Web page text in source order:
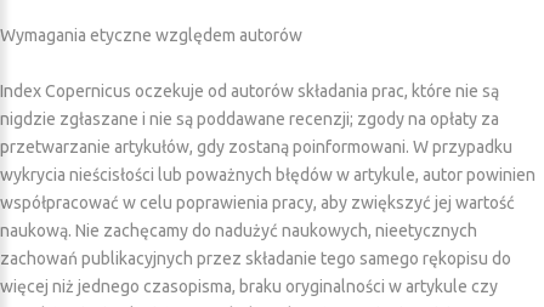
Wymagania etyczne względem autorów
Index Copernicus oczekuje od autorów składania prac, które nie są
nigdzie zgłaszane i nie są poddawane recenzji; zgody na opłaty za
przetwarzanie artykułów, gdy zostaną poinformowani. W przypadku
wykrycia nieścisłości lub poważnych błędów w artykule, autor powinien
współpracować w celu poprawienia pracy, aby zwiększyć jej wartość
naukową. Nie zachęcamy do nadużyć naukowych, nieetycznych
zachowań publikacyjnych przez składanie tego samego rękopisu do
więcej niż jednego czasopisma, braku oryginalności w artykule czy